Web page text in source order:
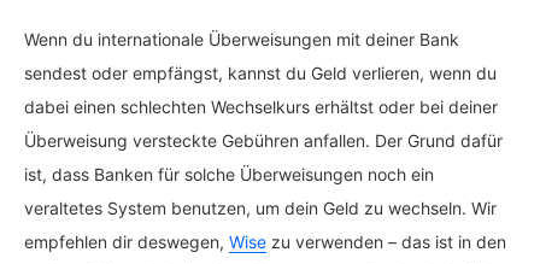
Wenn du internationale Überweisungen mit deiner Bank
sendest oder empfängst, kannst du Geld verlieren, wenn du
dabei einen schlechten Wechselkurs erhältst oder bei deiner
Überweisung versteckte Gebühren anfallen. Der Grund dafür
ist, dass Banken für solche Überweisungen noch ein
veraltetes System benutzen, um dein Geld zu wechseln. Wir
empfehlen dir deswegen, Wise zu verwenden – das ist in den